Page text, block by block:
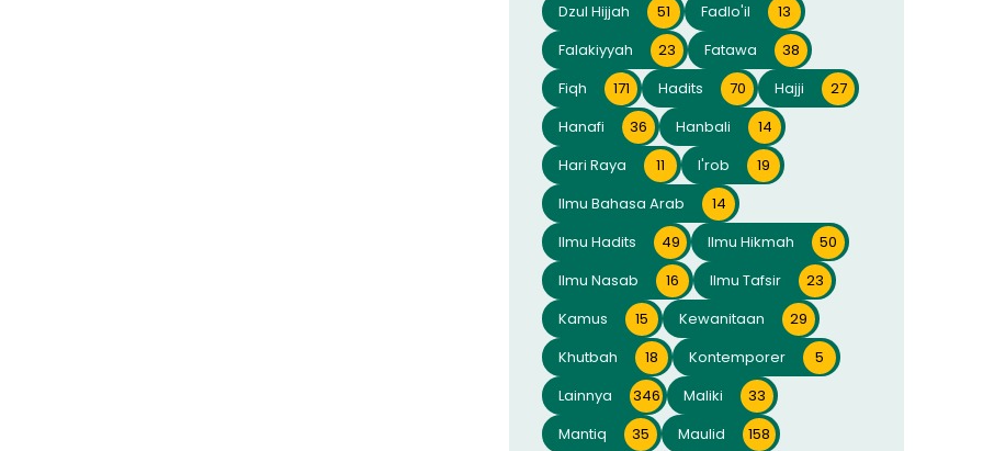
Dzul Hijjah
51 Fadlo'il
13
Falakiyyah
23 Fatawa
38
Fiqh
171 Hadits 70 Hajji
27
Hanafi
36 Hanbali
14
Hari Raya
11 I'rob
19
Ilmu Bahasa Arab
14
Ilmu Hadits
49 Ilmu Hikmah
50
Ilmu Nasab
16 Ilmu Tafsir
23
Kamus
15 Kewanitaan
29
Khutbah
18 Kontemporer
5
Lainnya
346 Maliki
33
Mantiq
35 Maulid
158